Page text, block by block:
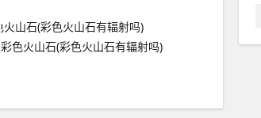
彩色火山石(彩色火山石有辐射吗)